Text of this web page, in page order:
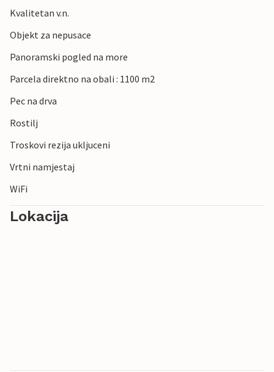
Kvalitetan v.n.
Objekt za nepusace
Panoramski pogled na more
Parcela direktno na obali : 1100 m2
Pec na drva
Rostilj
Troskovi rezija ukljuceni
Vrtni namjestaj
WiFi
Lokacija